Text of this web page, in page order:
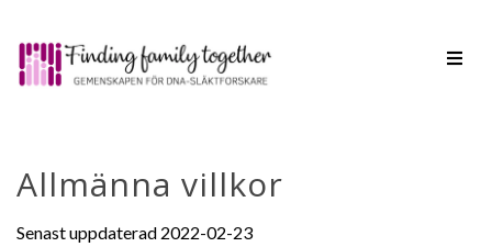
Allmänna villkor
Senast uppdaterad 2022-02-23